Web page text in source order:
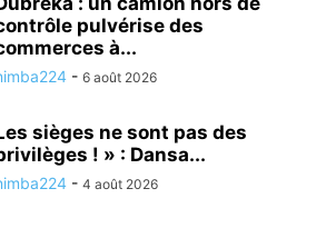
pulvérise des
à...
- 6 août 2026
sièges ne sont pas des
! » : Dansa...
- 4 août 2026